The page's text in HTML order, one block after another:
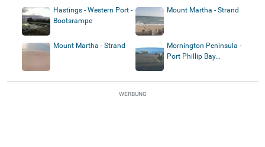
Hastings - Western Port -
Bootsrampe
Mount Martha - Strand
Mount Martha - Strand
Mornington Peninsula -
Port Phillip Bay...
WERBUNG